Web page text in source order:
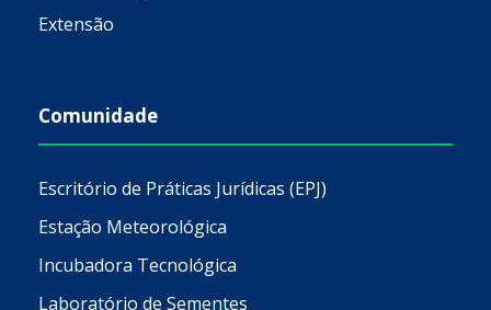
Extensão
Comunidade
Escritório de Práticas Jurídicas (EPJ)
Estação Meteorológica
Incubadora Tecnológica
Laboratório de Sementes